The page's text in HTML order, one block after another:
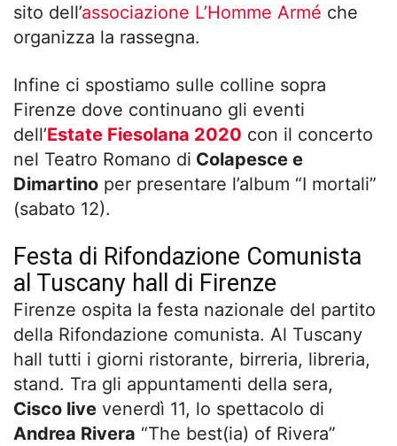
sito dell’associazione L’Homme Armé che
organizza la rassegna.
Infine ci spostiamo sulle colline sopra
Firenze dove continuano gli eventi
dell’Estate Fiesolana 2020 con il concerto
nel Teatro Romano di Colapesce e
Dimartino per presentare l’album “I mortali”
(sabato 12).
Festa di Rifondazione Comunista
al Tuscany hall di Firenze
Firenze ospita la festa nazionale del partito
della Rifondazione comunista. Al Tuscany
hall tutti i giorni ristorante, birreria, libreria,
stand. Tra gli appuntamenti della sera,
Cisco live venerdì 11, lo spettacolo di
Andrea Rivera “The best(ia) of Rivera”